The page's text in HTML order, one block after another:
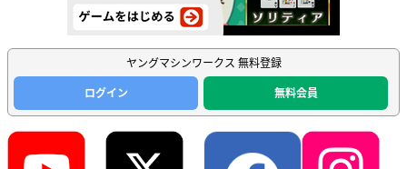
ヤングマシンワークス 無料登録
ログイン
無料会員